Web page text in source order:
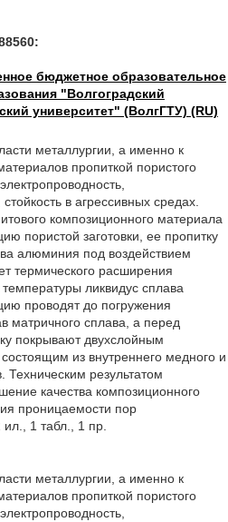
бюджетное образовательное
"Волгоградский
университет" (ВолгГТУ) (RU)
металлургии, а именно к
пропиткой пористого
в агрессивных средах.
композиционного материала
пористой заготовки, ее пропитку
алюминия под воздействием
термического расширения
ликвидус сплава
проводят до погружения
матричного сплава, а перед
покрывают двухслойным
из внутреннего медного и
Техническим результатом
качества композиционного
проницаемости пор
ил., 1 табл., 1 пр.
металлургии, а именно к
пропиткой пористого